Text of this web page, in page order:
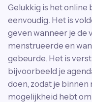
Gelukkig is het online
eenvoudig. Het is
geven wanneer je de
menstrueerde en
gebeurde. Het is
bijvoorbeeld je
doen, zodat je binnen
mogelijkheid hebt